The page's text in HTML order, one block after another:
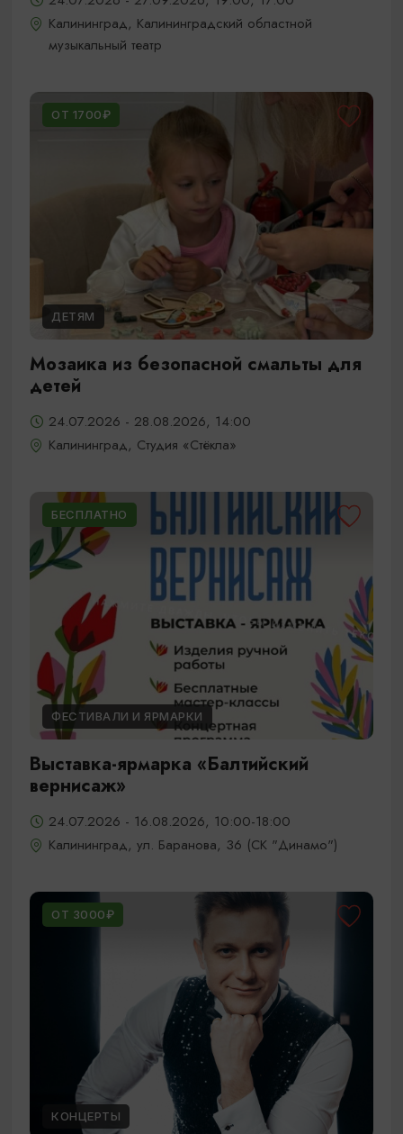
Калининград, Калининградский областной
музыкальный театр
ОТ 1700₽
ДЕТЯМ
Мозаика из безопасной смальты для
детей
24.07.2026 - 28.08.2026, 14:00
Калининград, Студия «Стёкла»
БЕСПЛАТНО
ФЕСТИВАЛИ И ЯРМАРКИ
Выставка-ярмарка «Балтийский
вернисаж»
24.07.2026 - 16.08.2026, 10:00-18:00
Калининград, ул. Баранова, 36 (СК "Динамо")
ОТ 3000₽
КОНЦЕРТЫ